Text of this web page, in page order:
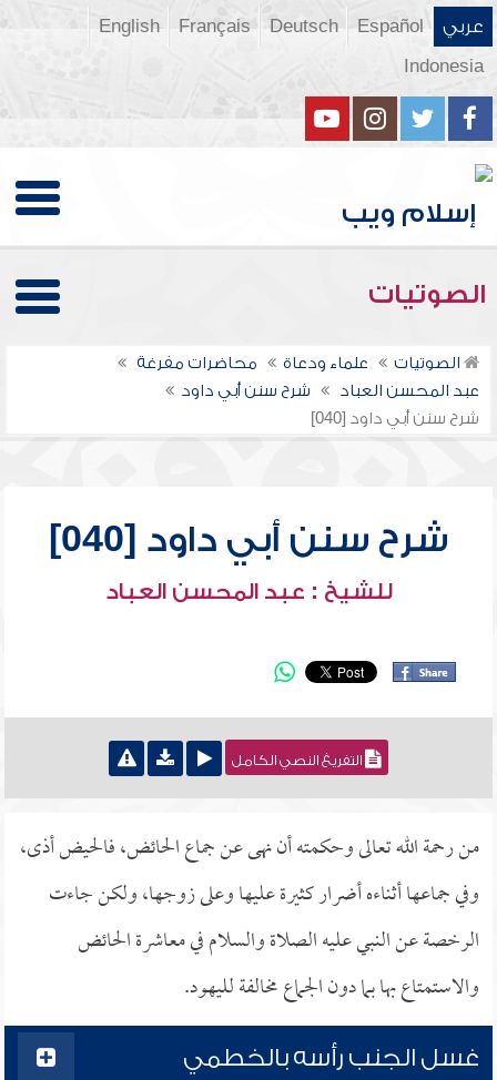
عربي Español
Deutsch
Français
English
Indonesia
الصوتيات
الصوتيات علماء ودعاة
محاضرات مفرغة
عبد المحسن العباد
شرح سنن أبي داود
شرح سنن أبي داود [040]
شرح سنن أبي داود [040]
للشيخ : عبد المحسن العباد
التفريغ النصي الكامل
من رحمة الله تعالى وحكمته أن نهى عن جماع الحائض، فالحيض أذى،
وفي جماعها أثناءه أضرار كثيرة عليها وعلى زوجها، ولكن جاءت
الرخصة عن النبي عليه الصلاة والسلام في معاشرة الحائض
والاستمتاع بها بما دون الجماع مخالفة لليهود.
غسل الجنب رأسه بالخطمي